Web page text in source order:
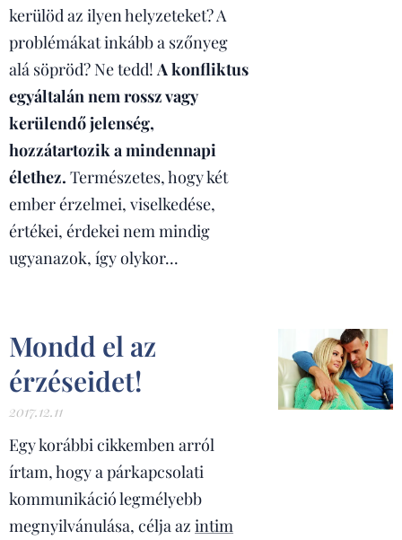
kerülöd az ilyen helyzeteket? A
problémákat inkább a szőnyeg
alá söpröd? Ne tedd!A konfliktus
egyáltalán nem rossz vagy
kerülendő jelenség,
hozzátartozik a mindennapi
élethez. Természetes, hogy két
ember érzelmei, viselkedése,
értékei, érdekei nem mindig
ugyanazok, így olykor...
Mondd el az
érzéseidet!
2017.12.11
Egy korábbi cikkemben arról
írtam, hogy a párkapcsolati
kommunikáció legmélyebb
megnyilvánulása, célja az intim